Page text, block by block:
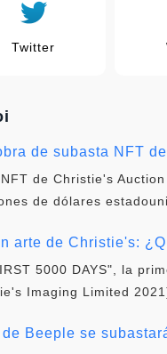
Twitter
de subasta NFT
de Christie's
de dólares
arte de Christie's:
5000 DAYS", la
Imaging Limited
Beeple se